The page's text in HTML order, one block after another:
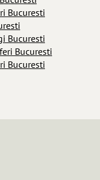
Bucuresti
Bucuresti
Bucuresti
Bucuresti